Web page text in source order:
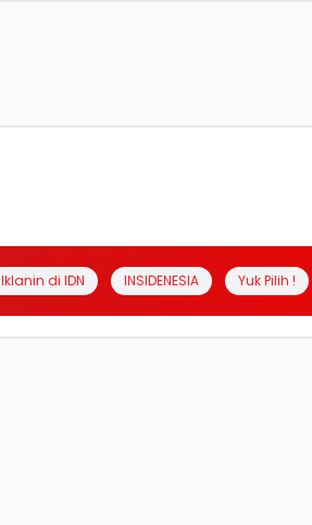
Iklanin di IDN INSIDENESIA Yuk Pilih !